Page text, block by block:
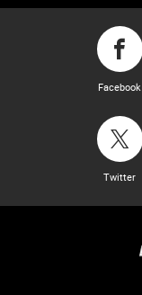
Facebook
Twitter